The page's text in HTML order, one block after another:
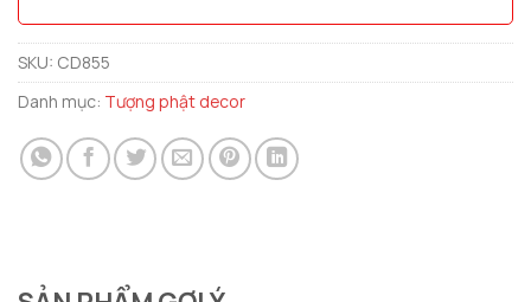
SKU: CD855
Danh mục: Tượng phật decor